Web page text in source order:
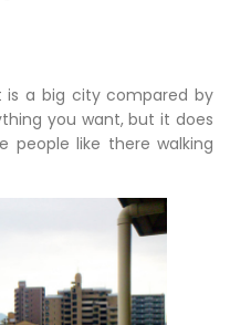
is a big city compared by
you want, but it does
people like there walking